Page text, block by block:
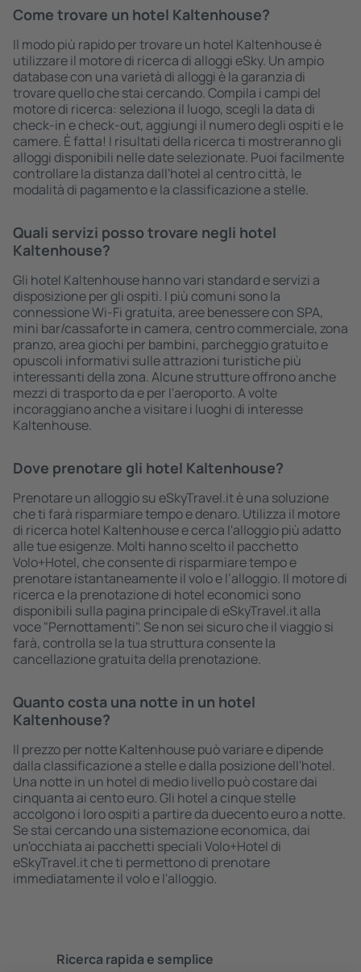
Come trovare un hotel Kaltenhouse?
Il modo più rapido per trovare un hotel Kaltenhouse è
utilizzare il motore di ricerca di alloggi eSky. Un ampio
database con una varietà di alloggi è la garanzia di
trovare quello che stai cercando. Compila i campi del
motore di ricerca: seleziona il luogo, scegli la data di
check-in e check-out, aggiungi il numero degli ospiti e le
camere. È fatta! I risultati della ricerca ti mostreranno gli
alloggi disponibili nelle date selezionate. Puoi facilmente
controllare la distanza dall'hotel al centro città, le
modalità di pagamento e la classificazione a stelle.
Quali servizi posso trovare negli hotel
Kaltenhouse?
Gli hotel Kaltenhouse hanno vari standard e servizi a
disposizione per gli ospiti. I più comuni sono la
connessione Wi-Fi gratuita, aree benessere con SPA,
mini bar/cassaforte in camera, centro commerciale, zona
pranzo, area giochi per bambini, parcheggio gratuito e
opuscoli informativi sulle attrazioni turistiche più
interessanti della zona. Alcune strutture offrono anche
mezzi di trasporto da e per l'aeroporto. A volte
incoraggiano anche a visitare i luoghi di interesse
Kaltenhouse.
Dove prenotare gli hotel Kaltenhouse?
Prenotare un alloggio su eSkyTravel.it è una soluzione
che ti farà risparmiare tempo e denaro. Utilizza il motore
di ricerca hotel Kaltenhouse e cerca l'alloggio più adatto
alle tue esigenze. Molti hanno scelto il pacchetto
Volo+Hotel, che consente di risparmiare tempo e
prenotare istantaneamente il volo e l’alloggio. Il motore di
ricerca e la prenotazione di hotel economici sono
disponibili sulla pagina principale di eSkyTravel.it alla
voce "Pernottamenti". Se non sei sicuro che il viaggio si
farà, controlla se la tua struttura consente la
cancellazione gratuita della prenotazione.
Quanto costa una notte in un hotel
Kaltenhouse?
Il prezzo per notte Kaltenhouse può variare e dipende
dalla classificazione a stelle e dalla posizione dell'hotel.
Una notte in un hotel di medio livello può costare dai
cinquanta ai cento euro. Gli hotel a cinque stelle
accolgono i loro ospiti a partire da duecento euro a notte.
Se stai cercando una sistemazione economica, dai
un'occhiata ai pacchetti speciali Volo+Hotel di
eSkyTravel.it che ti permettono di prenotare
immediatamente il volo e l'alloggio.
Ricerca rapida e semplice